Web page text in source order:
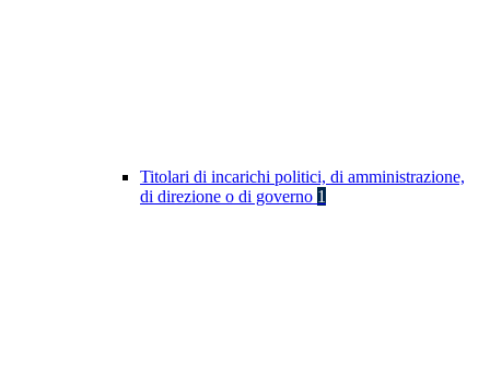
Titolari di incarichi politici, di amministrazione,
di direzione o di governo 1